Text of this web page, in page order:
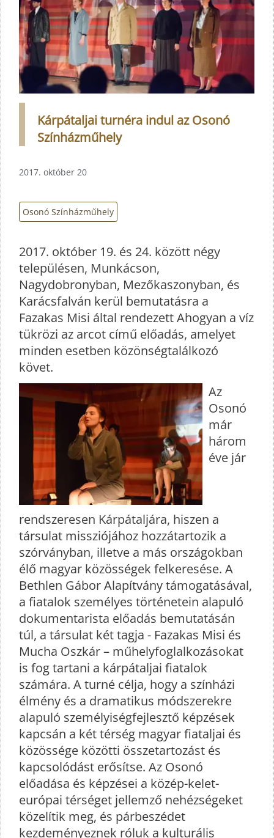
Kárpátaljai turnéra indul az Osonó
Színházműhely
2017. október 20
Osonó Színházműhely
2017. október 19. és 24. között négy
településen, Munkácson,
Nagydobronyban, Mezőkaszonyban, és
Karácsfalván kerül bemutatásra a
Fazakas Misi által rendezett Ahogyan a víz
tükrözi az arcot című előadás, amelyet
minden esetben közönségtalálkozó
követ.
Az
Osonó
már
három
éve jár
rendszeresen Kárpátaljára, hiszen a
társulat missziójához hozzátartozik a
szórványban, illetve a más országokban
élő magyar közösségek felkeresése. A
Bethlen Gábor Alapítvány támogatásával,
a fiatalok személyes történetein alapuló
dokumentarista előadás bemutatásán
túl, a társulat két tagja - Fazakas Misi és
Mucha Oszkár – műhelyfoglalkozásokat
is fog tartani a kárpátaljai fiatalok
számára. A turné célja, hogy a színházi
élmény és a dramatikus módszerekre
alapuló személyiségfejlesztő képzések
kapcsán a két térség magyar fiataljai és
közössége közötti összetartozást és
kapcsolódást erősítse. Az Osonó
előadása és képzései a közép-kelet-
európai térséget jellemző nehézségeket
közelítik meg, és párbeszédet
kezdeményeznek róluk a kulturális